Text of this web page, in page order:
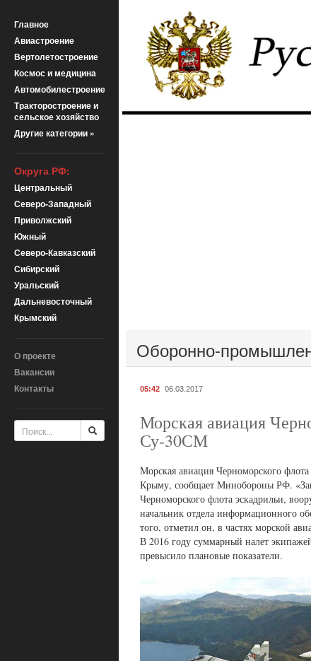
Главное
Авиастроение
Вертолетостроение
Космос и медицина
Автомобилестроение
Тракторостроение и
сельское хозяйство
Другие категории »
Округа РФ:
Центральный
Северо-Западный
Приволжский
Южный
Северо-Кавказский
Сибирский
Уральский
Дальневосточный
Крымский
О проекте
Вакансии
Контакты
Оборонно-
05:42 06.03.2017
Морская авиация
Су-30СМ
Морская авиация Черноморского
Крыму, сообщает Минобороны РФ.
Черноморского флота эскадрильи,
начальник отдела информационного
того, отметил он, в частях морской
В 2016 году суммарный налет
превысило плановые показатели.